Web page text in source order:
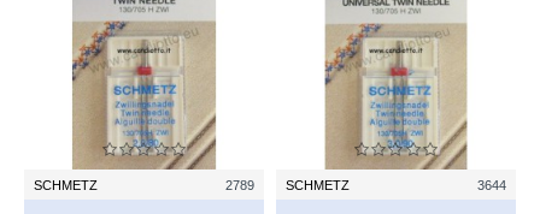
SCHMETZ 2789 SCHMETZ 3644